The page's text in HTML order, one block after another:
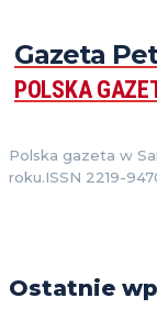
Gazeta
POLSKA
Polska gazeta w
roku.ISSN 2219-
Ostatnie